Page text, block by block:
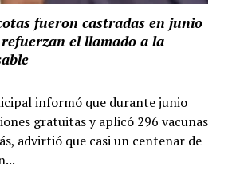
fueron castradas en junio
el llamado a la
informó que durante junio
gratuitas y aplicó 296 vacunas
advirtió que casi un centenar de